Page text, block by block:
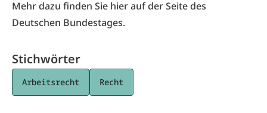
Mehr dazu finden Sie hierauf der Seite des
Deutschen Bundestages.
Stichwörter
Arbeitsrecht Recht